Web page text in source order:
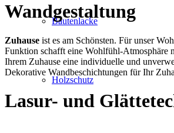
Bautenlacke
Holzschutz
Wandgestaltung
Zuhause ist es am Schönsten. Für unser
Funktion schafft eine Wohlfühl-Atmosphäre
Ihrem Zuhause eine individuelle und
Dekorative Wandbeschichtungen für Ihr
Lasur- und